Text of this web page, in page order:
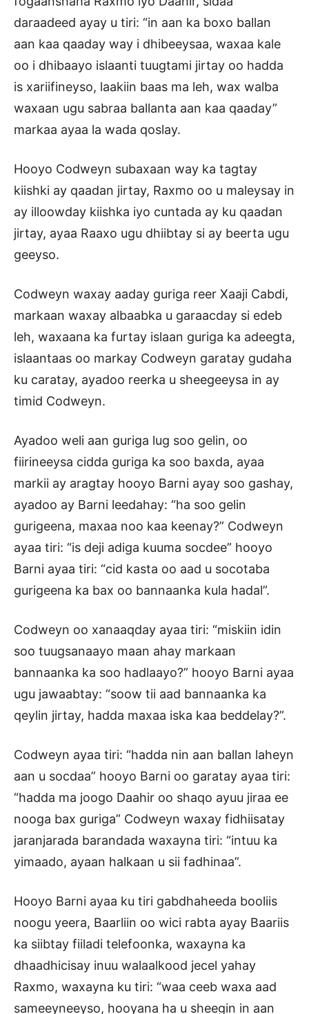
daraadeed ayay u tiri: “in aan ka boxo ballan
aan kaa qaaday way i dhibeeysaa, waxaa kale
oo i dhibaayo islaanti tuugtami jirtay oo hadda
is xariifineyso, laakiin baas ma leh, wax walba
waxaan ugu sabraa ballanta aan kaa qaaday”
markaa ayaa la wada qoslay.
Hooyo Codweyn subaxaan way ka tagtay
kiishki ay qaadan jirtay, Raxmo oo u maleysay in
ay illoowday kiishka iyo cuntada ay ku qaadan
jirtay, ayaa Raaxo ugu dhiibtay si ay beerta ugu
geeyso.
Codweyn waxay aaday guriga reer Xaaji Cabdi,
markaan waxay albaabka u garaacday si edeb
leh, waxaana ka furtay islaan guriga ka adeegta,
islaantaas oo markay Codweyn garatay gudaha
ku caratay, ayadoo reerka u sheegeeysa in ay
timid Codweyn.
Ayadoo weli aan guriga lug soo gelin, oo
fiirineeysa cidda guriga ka soo baxda, ayaa
markii ay aragtay hooyo Barni ayay soo gashay,
ayadoo ay Barni leedahay: “ha soo gelin
gurigeena, maxaa noo kaa keenay?” Codweyn
ayaa tiri: “is deji adiga kuuma socdee” hooyo
Barni ayaa tiri: “cid kasta oo aad u socotaba
gurigeena ka bax oo bannaanka kula hadal”.
Codweyn oo xanaaqday ayaa tiri: “miskiin idin
soo tuugsanaayo maan ahay markaan
bannaanka ka soo hadlaayo?” hooyo Barni ayaa
ugu jawaabtay: “soow tii aad bannaanka ka
qeylin jirtay, hadda maxaa iska kaa beddelay?”.
Codweyn ayaa tiri: “hadda nin aan ballan laheyn
aan u socdaa” hooyo Barni oo garatay ayaa tiri:
“hadda ma joogo Daahir oo shaqo ayuu jiraa ee
nooga bax guriga” Codweyn waxay fidhiisatay
jaranjarada barandada waxayna tiri: “intuu ka
yimaado, ayaan halkaan u sii fadhinaa”.
Hooyo Barni ayaa ku tiri gabdhaheeda booliis
noogu yeera, Baarliin oo wici rabta ayay Baariis
ka siibtay fiiladi telefoonka, waxayna ka
dhaadhicisay inuu walaalkood jecel yahay
Raxmo, waxayna ku tiri: “waa ceeb waxa aad
sameeyneeyso, hooyana ha u sheegin in aan